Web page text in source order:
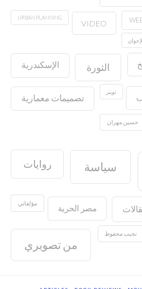
URBAN PLANNING
VIDEO
الإسكندرية الثورة
تصميمات معمارية
تويتر
حسين مهران
روايات سياسة
مؤلفاتي مصر الحرية
من تصويري
نجيب محفوظ